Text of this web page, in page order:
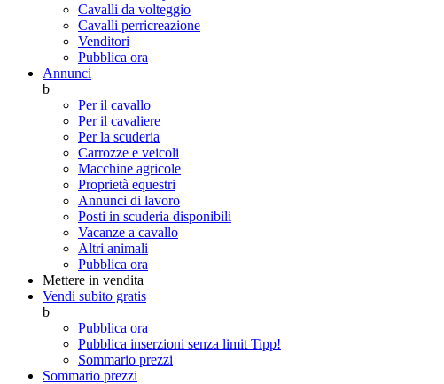
Cavalli da volteggio
Cavalli perricreazione
Venditori
Pubblica ora
Annunci
b
Per il cavallo
Per il cavaliere
Per la scuderia
Carrozze e veicoli
Macchine agricole
Proprietà equestri
Annunci di lavoro
Posti in scuderia disponibili
Vacanze a cavallo
Altri animali
Pubblica ora
Mettere in vendita
Vendi subito gratis
b
Pubblica ora
Pubblica inserzioni senza limit Tipp!
Sommario prezzi
Sommario prezzi